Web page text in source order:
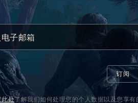
子邮箱
订阅
此处了解我们如何处理您的个人数据以及您享有